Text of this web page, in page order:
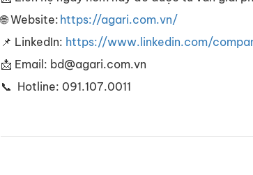
🌐 Website: https://agari.com.vn/
📌 LinkedIn: https://www.linkedin.com/
📩 Email: bd@agari.com.vn
📞 Hotline: 091.107.0011